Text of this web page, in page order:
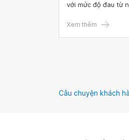
với mức độ đau từ
bệnh nhân sử dụng
Xem thêm
Câu chuyện khách